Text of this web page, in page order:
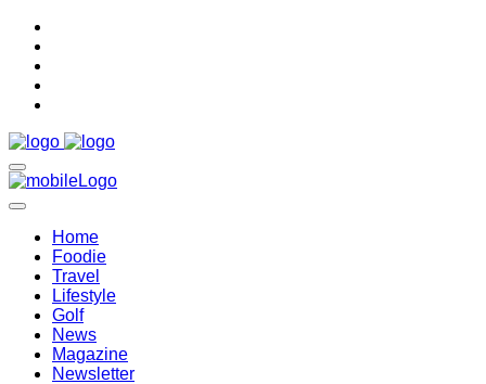
Home
Foodie
Travel
Lifestyle
Golf
News
Magazine
Newsletter